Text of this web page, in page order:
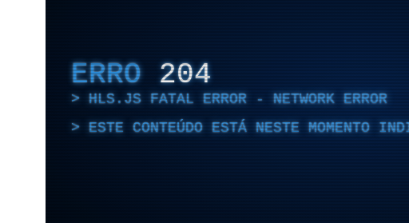
ERRO 204
HLS.JS FATAL ERROR - NETWORK ERROR
ESTE CONTEÚDO ESTÁ NESTE MOMENTO